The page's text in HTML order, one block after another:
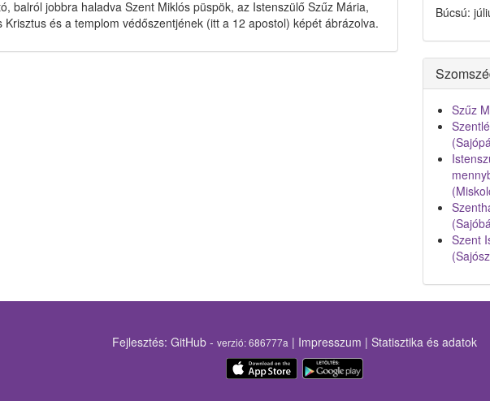
balról jobbra haladva Szent Miklós püspök, az Istenszülő Szűz Mária,
Krisztus és a templom védőszentjének (itt a 12 apostol) képét ábrázolva.
Búcsú:
Szűz
Szent
Fejlesztés: GitHub - verzió:686777a | Impresszum | Statisztika és adatok